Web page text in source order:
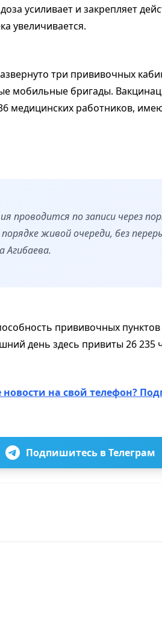
усиливает и закрепляет
увеличивается.
три прививочных
мобильные бригады.
медицинских работников,
проводится по записи через
живой очереди, без
Агибаева.
прививочных пунктов
день здесь привиты 26 235
на свой телефон?
Подпишитесь в Телеграм